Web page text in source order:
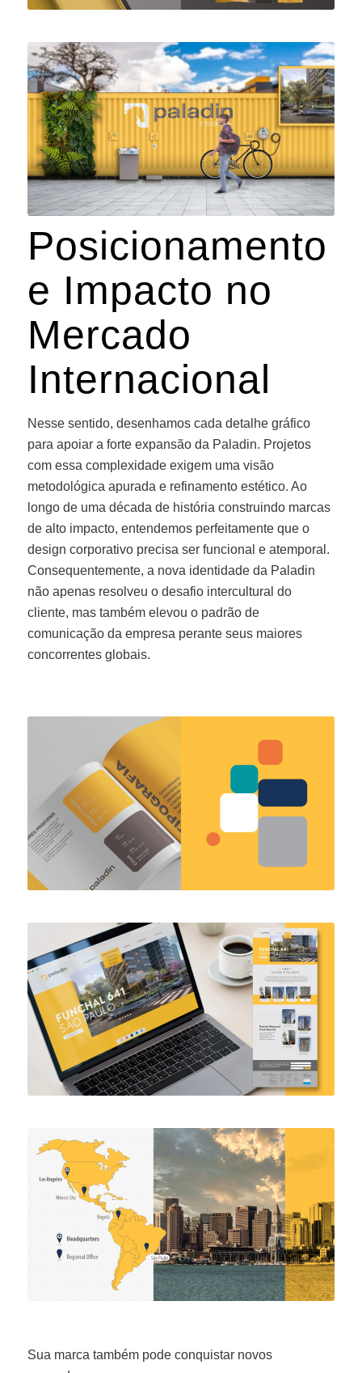
Posicionamento
e Impacto no
Mercado
Internacional
Nesse sentido, desenhamos cada detalhe gráfico
para apoiar a forte expansão da Paladin. Projetos
com essa complexidade exigem uma visão
metodológica apurada e refinamento estético. Ao
longo de uma década de história construindo marcas
de alto impacto, entendemos perfeitamente que o
design corporativo precisa ser funcional e atemporal.
Consequentemente, a nova identidade da Paladin
não apenas resolveu o desafio intercultural do
cliente, mas também elevou o padrão de
comunicação da empresa perante seus maiores
concorrentes globais.
Sua marca também pode conquistar novos